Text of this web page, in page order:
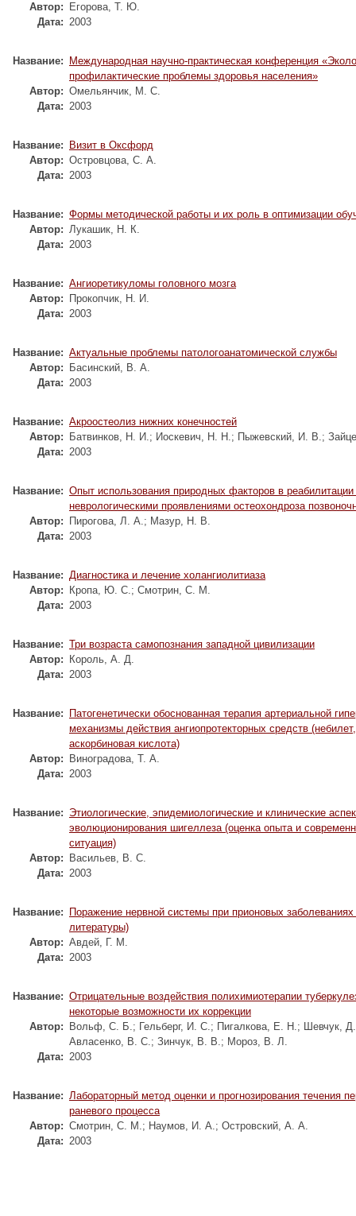
Автор:
Егорова, Т. Ю.
Дата: 2003
Название:
Международная научно-практическая конференция
профилактические проблемы здоровья населения»
Автор: Омельянчик, М. С.
Дата: 2003
Название:
Визит в Оксфорд
Автор: Островцова, С. А.
Дата: 2003
Название: Формы методической работы и их роль в оптимизации
Автор: Лукашик, Н. К.
Дата: 2003
Название: Ангиоретикуломы головного мозга
Автор:
Прокопчик, Н. И.
Дата: 2003
Название: Актуальные проблемы патологоанатомической службы
Автор:
Басинский, В. А.
Дата: 2003
Название: Акроостеолиз нижних конечностей
Автор:
Батвинков, Н. И.; Иоскевич, Н. Н.; Пыжевский, И. В.;
Дата: 2003
Название: Опыт использования природных факторов в
неврологическими проявлениями остеохондроза
Автор:
Пирогова, Л. А.; Мазур, Н. В.
Дата: 2003
Название: Диагностика и лечение холангиолитиаза
Автор:
Кропа, Ю. С.; Смотрин, С. М.
Дата: 2003
Название: Три возраста самопознания западной цивилизации
Автор:
Король, А. Д.
Дата: 2003
Название:
Патогенетически обоснованная терапия артериальной
механизмы действия ангиопротекторных средств (небилет,
аскорбиновая кислота)
Автор:
Виноградова, Т. А.
Дата: 2003
Название: Этиологические, эпидемиологические и клинические
эволюционирования шигеллеза (оценка опыта и
ситуация)
Автор:
Васильев, В. С.
Дата: 2003
Название:
Поражение нервной системы при прионовых заболеваниях
литературы)
Автор: Авдей, Г. М.
Дата: 2003
Название: Отрицательные воздействия полихимиотерапии
некоторые возможности их коррекции
Автор:
Вольф, С. Б.; Гельберг, И. С.; Пигалкова, Е. Н.; Шевчук,
Авласенко, В. С.; Зинчук, В. В.; Мороз, В. Л.
Дата: 2003
Название: Лабораторный метод оценки и прогнозирования течения
раневого процесса
Автор: Смотрин, С. М.; Наумов, И. А.; Островский, А. А.
Дата: 2003